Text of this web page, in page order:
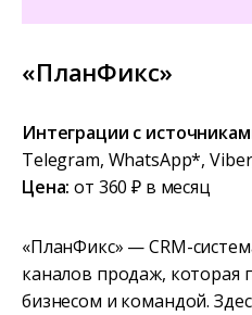
«ПланФикс»
Интеграции с
Telegram, WhatsApp*,
Цена: от 360 ₽ в месяц
«ПланФикс» — CRM-
каналов продаж, которая
бизнесом и командой.